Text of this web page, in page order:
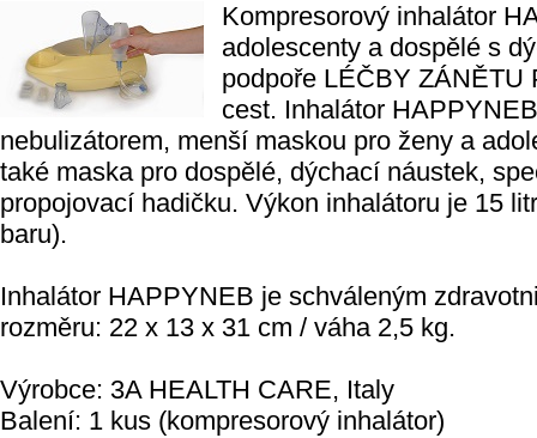
Kompresorový inhalátor
adolescenty a dospělé s
podpoře LÉČBY
cest. Inhalátor
nebulizátorem, menší maskou pro ženy a
také maska pro dospělé, dýchací náustek,
propojovací hadičku. Výkon inhalátoru je 15
baru).
Inhalátor HAPPYNEB je schváleným
rozměru: 22 x 13 x 31 cm / váha 2,5 kg.
Výrobce: 3A HEALTH CARE, Italy
Balení: 1 kus (kompresorový inhalátor)